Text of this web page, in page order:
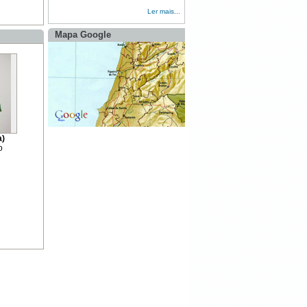
·IX Passeio TT Vila de Alegrete 2023
·Torneio de Fisgas
Ler mais...
Mapa Google